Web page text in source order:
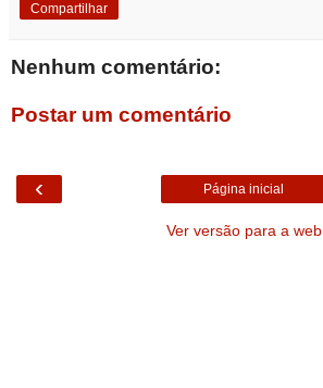
Compartilhar
Nenhum comentário:
Postar um comentário
‹ Página inicial
Ver versão para a web